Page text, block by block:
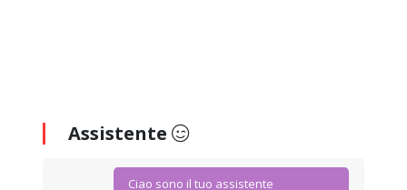
Assistente
Ciao sono il tuo assistente